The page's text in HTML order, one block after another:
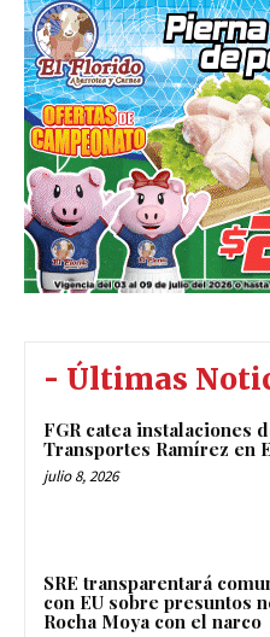
- Últimas
FGR catea instalaciones
Transportes Ramírez en
julio 8, 2026
SRE transparentará
con EU sobre presuntos
Rocha Moya con el narco